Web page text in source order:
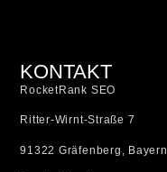
KONTAKT
RocketRank SEO
Ritter-Wirnt-Straße 7
91322 Gräfenberg, Bayern